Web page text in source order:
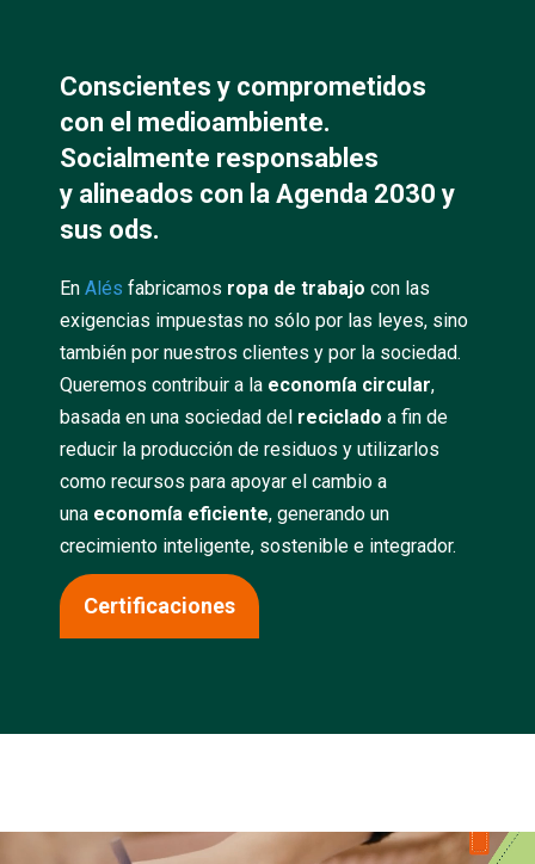
Conscientes y comprometidos
con el medioambiente.
Socialmente responsables
y alineados con la Agenda 2030 y
sus ods.
En Alés fabricamos ropa de trabajo con las
exigencias impuestas no sólo por las leyes, sino
también por nuestros clientes y por la sociedad.
Queremos contribuir a la economía circular,
basada en una sociedad del reciclado a fin de
reducir la producción de residuos y utilizarlos
como recursos para apoyar el cambio a
una economía eficiente, generando un
crecimiento inteligente, sostenible e integrador.
Certificaciones